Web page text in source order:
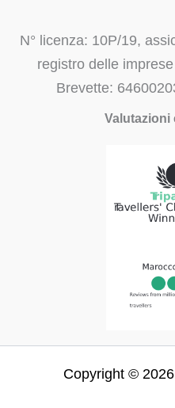
N° licenza: 10P/19,
registro delle
Brevette:
Valutazioni
Copyright © 2026